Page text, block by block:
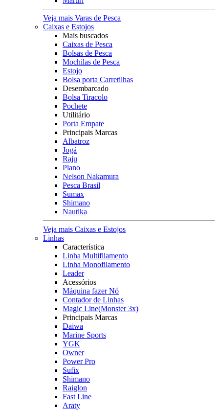
Veja mais Varas de Pesca
Caixas e Estojos
Mais buscados
Caixas de Pesca
Bolsas de Pesca
Mochilas de Pesca
Estojo
Bolsa porta Carretilhas
Desembarcado
Bolsa Tiracolo
Pochete
Utilitário
Porta Empate
Principais Marcas
Albatroz
Jogá
Raju
Plano
Nelson Nakamura
Pesca Brasil
Sumax
Shimano
Nautika
Veja mais Caixas e Estojos
Linhas
Característica
Linha Multifilamento
Linha Monofilamento
Leader
Acessórios
Máquina fazer Nó
Contador de Linhas
Magic Line(Monster 3x)
Principais Marcas
Daiwa
Marine Sports
YGK
Owner
Power Pro
Sufix
Shimano
Raiglon
Fast Line
Araty